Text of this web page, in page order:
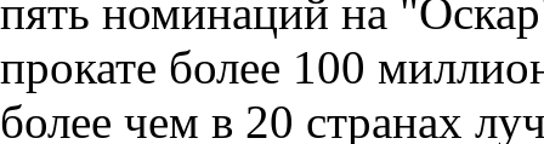
пять номинаций на
прокате более 100
более чем в 20 странах